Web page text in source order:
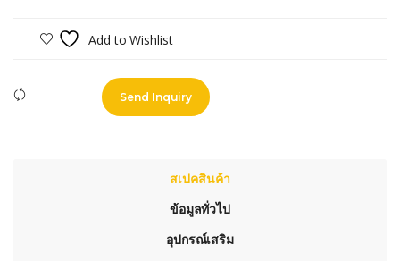
Add to Wishlist
Send Inquiry
สเปคสินค้า
ข้อมูลทั่วไป
อุปกรณ์เสริม